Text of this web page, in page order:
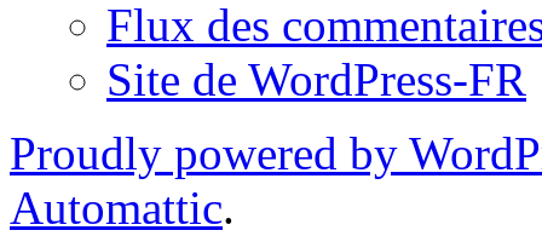
Flux des
Site de WordPress-FR
Proudly powered by
Automattic.